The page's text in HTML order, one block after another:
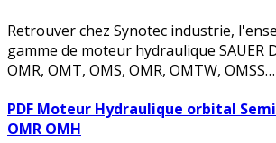
Retrouver chez Synotec industrie,
gamme de moteur hydraulique SAUER
OMR, OMT, OMS, OMR, OMTW, OMSS…
PDF Moteur Hydraulique orbital
OMR OMH